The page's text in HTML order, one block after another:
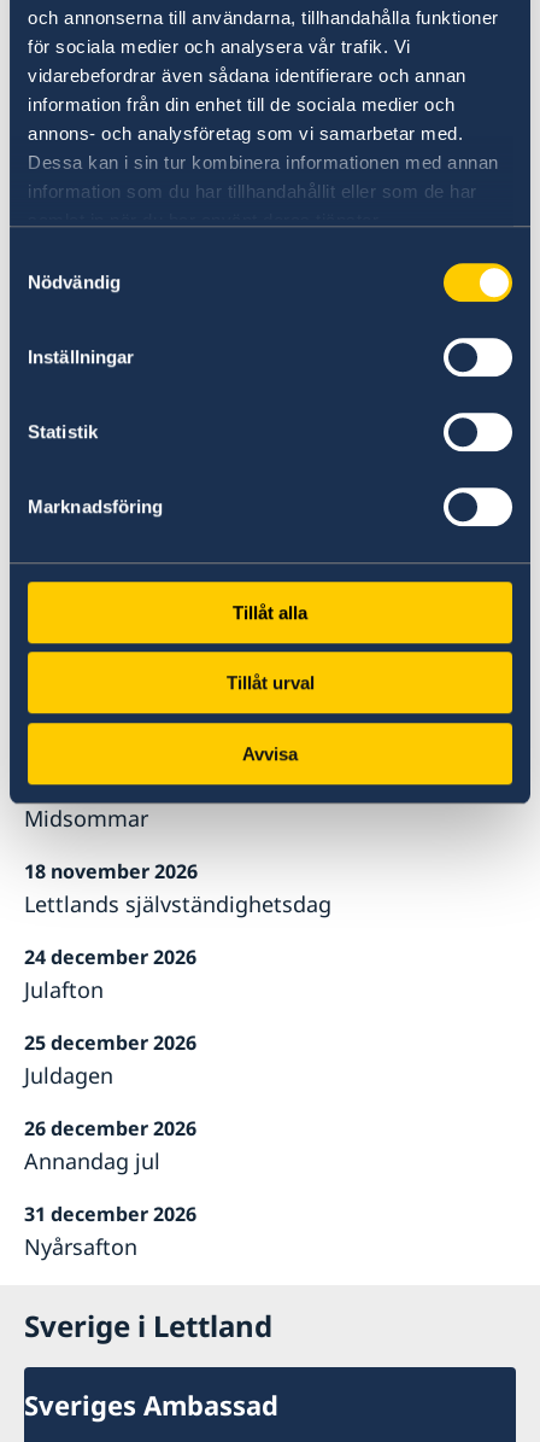
och annonserna till användarna, tillhandahålla funktioner
för sociala medier och analysera vår trafik. Vi
vidarebefordrar även sådana identifierare och annan
information från din enhet till de sociala medier och
annons- och analysföretag som vi samarbetar med.
Dessa kan i sin tur kombinera informationen med annan
information som du har tillhandahållit eller som de har
Nödvändig
Inställningar
Statistik
Marknadsföring
Tillåt alla
Tillåt urval
Avvisa
Instagram
Ambassaden håller stängt för allmänheten
följade helgdagar:
1 januari 2026
Nyårsdagen
6 januari 2026
3 april 2026
6 april 2026
1 maj
Återupprättande av Lettlands självständighet
Midsommar
23-24 juni 2026
Midsommar
18 november 2026
Lettlands självständighetsdag
24 december 2026
Julafton
25 december 2026
Juldagen
26 december 2026
Annandag jul
31 december 2026
Nyårsafton
Sverige i Lettland
Sveriges Ambassad